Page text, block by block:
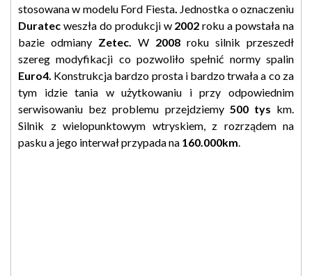
stosowana w modelu Ford Fiesta. Jednostka o oznaczeniu
Duratec weszła do produkcji w 2002 roku a powstała na
bazie odmiany Zetec. W 2008 roku silnik przeszedł
szereg modyfikacji co pozwoliło spełnić normy spalin
Euro4. Konstrukcja bardzo prosta i bardzo trwała a co za
tym idzie tania w użytkowaniu i przy odpowiednim
serwisowaniu bez problemu przejdziemy 500 tys km.
Silnik z wielopunktowym wtryskiem, z rozrządem na
pasku a jego interwał przypada na 160.000km.